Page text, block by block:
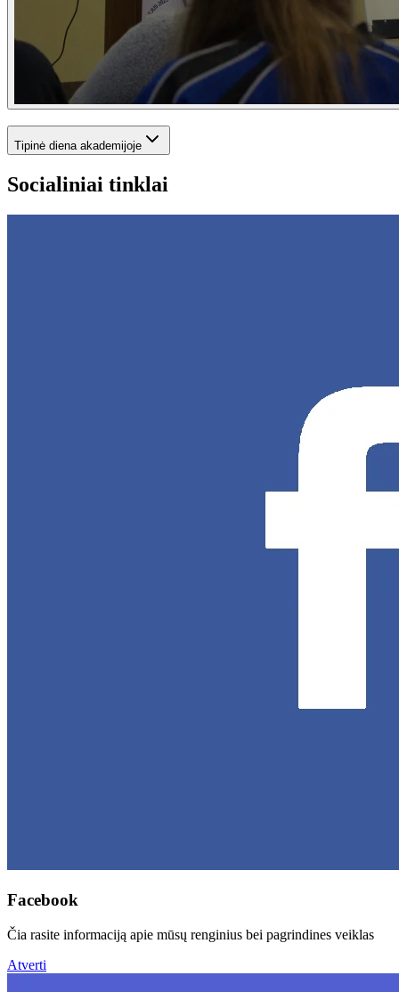
Tipinė diena akademijoje
Socialiniai tinklai
Facebook
Čia rasite informaciją apie mūsų renginius bei pagrindines veiklas
Atverti